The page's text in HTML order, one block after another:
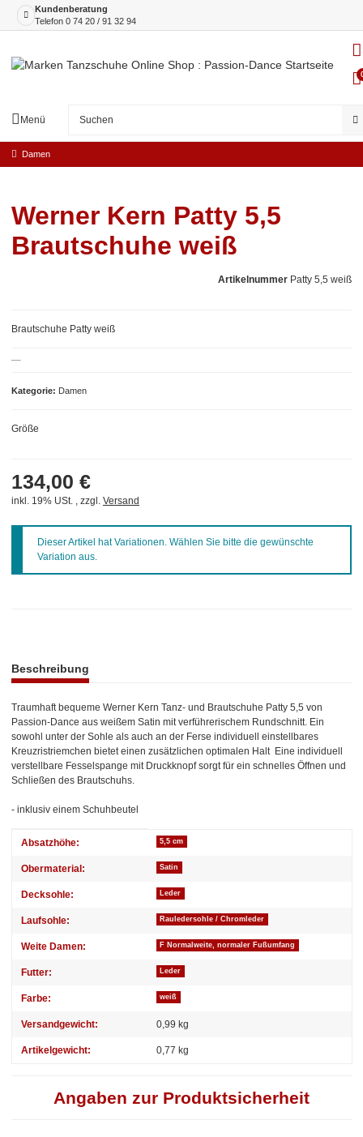
Kundenberatung
Telefon 0 74 20 / 91 32 94
Menü
Damen
Werner Kern Patty 5,5
Brautschuhe weiß
Artikelnummer Patty 5,5 weiß
Kategorie Damen
Brautschuhe Patty weiß
Größe
134,00 €
inkl. 19% USt. , zzgl. Versand
xDieser Artikel hat Variationen. Wählen Sie bitte die gewünschte
Variation aus.
Beschreibung
Traumhaft bequeme Werner Kern Tanz- und Brautschuhe Patty 5,5 von
Passion-Dance aus weißem Satin mit verführerischem Rundschnitt. Ein
sowohl unter der Sohle als auch an der Ferse individuell einstellbares
Kreuzristriemchen bietet einen zusätzlichen optimalen Halt Eine individuell
verstellbare Fesselspange mit Druckknopf sorgt für ein schnelles Öffnen und
Schließen des Brautschuhs.
- inklusiv einem Schuhbeutel
Produkteigenschaft
Wert
Absatzhöhe: 5,5 cm
Obermaterial: Satin
Decksohle: Leder
Laufsohle: Rauledersohle / Chromleder
Weite Damen: F Normalweite, normaler Fußumfang
Futter: Leder
Farbe: weiß
Versandgewicht: 0,99 kg
Artikelgewicht: 0,77 kg
Angaben zur Produktsicherheit